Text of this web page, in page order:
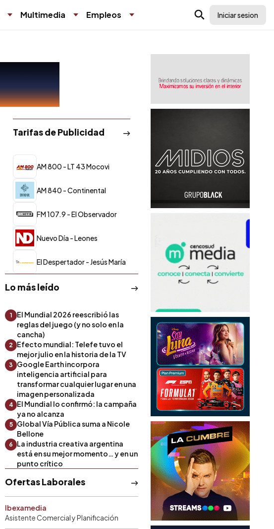
Multimedia Empleos Iniciar sesion
Tarifas de Publicidad
AM 800 - LT 43 Mocovi
AM 840 - Continental
FM 107.9 - El Observador
Nuevo Día - Leones
El Despertador - Jesús María
Lo más leído
1
El Mundial 2026 reescribió las
reglas del juego (y no solo en la
cancha)
2
Efecto mundial: Telefe tuvo el
mejor julio en la historia de la TV
3
Google Earth incorpora
inteligencia artificial para
transformar cualquier lugar en una
imagen personalizada
4 El Mundial lo confirmó: la campaña
ya no alcanza
5
Global Vía Pública suma a Nicole
Bellone
6
La industria creativa argentina
está en su mejor momento… y en un
punto crítico
Ofertas Laborales
Ibexamedia
Asistente Comercial y Planificación